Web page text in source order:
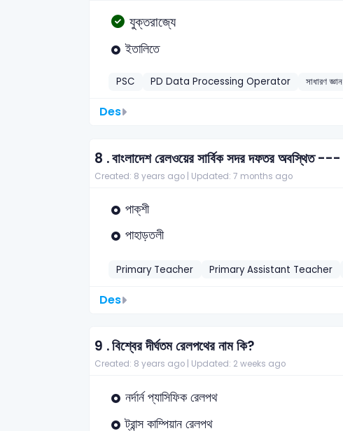
যুক্তরাজ্যে
ইতালিতে
PSC PD Data Processing Operator সাধারণ জ্ঞান
Des
8 .বাংলাদেশ রেলওয়ের সার্বিক সদর দফতর অবস্থিত ---
Created: 8 years ago | Updated: 7 months ago
পাক্‌শী
পাহাড়তলী
Primary Teacher Primary Assistant Teacher
Des
9 .বিশ্বের দীর্ঘতম রেলপথের নাম কি?
Created: 8 years ago | Updated: 2 weeks ago
নর্দার্ন প্যাসিফিক রেলপথ
ট্রান্স কাম্পিয়ান রেলপথ